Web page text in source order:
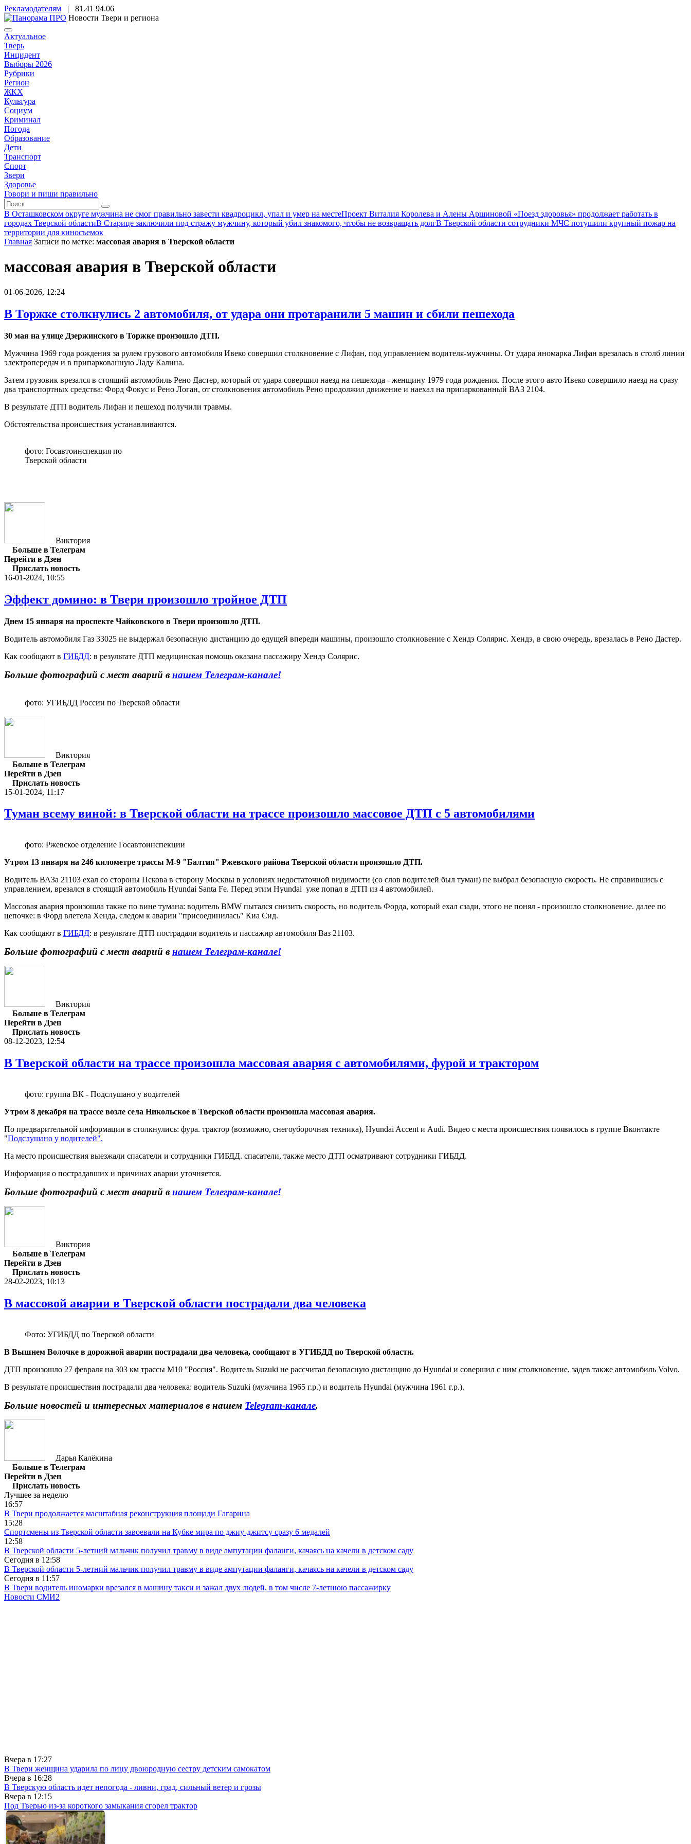
Рекламодателям | 81.41 94.06
Новости Твери и региона
Актуальное
Тверь
Инцидент
Выборы 2026
Рубрики
Регион
ЖКХ
Культура
Социум
Криминал
Погода
Образование
Дети
Транспорт
Спорт
Звери
Здоровье
Говори и пиши правильно
В Осташковском округе мужчина не смог правильно завести квадроцикл, упал и умер на местеПроект Виталия Королева и Алены Аршиновой «Поезд здоровья» продолжает работать в
городах Тверской областиВ Старице заключили под стражу мужчину, который убил знакомого, чтобы не возвращать долгВ Тверской области сотрудники МЧС потушили крупный пожар на
территории для киносъемок
Главная Записи по метке: массовая авария в Тверской области
массовая авария в Тверской области
01-06-2026, 12:24
В Торжке столкнулись 2 автомобиля, от удара они протаранили 5 машин и сбили пешехода
30 мая на улице Дзержинского в Торжке произошло ДТП.
Мужчина 1969 года рождения за рулем грузового автомобиля Ивеко совершил столкновение с Лифан, под управлением водителя-мужчины. От удара иномарка Лифан врезалась в столб линии
электропередач и в припаркованную Ладу Калина.
Затем грузовик врезался в стоящий автомобиль Рено Дастер, который от удара совершил наезд на пешехода - женщину 1979 года рождения. После этого авто Ивеко совершило наезд на сразу
два транспортных средства: Форд Фокус и Рено Логан, от столкновения автомобиль Рено продолжил движение и наехал на припаркованный ВАЗ 2104.
В результате ДТП водитель Лифан и пешеход получили травмы.
Обстоятельства происшествия устанавливаются.
фото: Госавтоинспекция по
Тверской области
Виктория
Больше в Телеграм
Перейти в Дзен
Прислать новость
16-01-2024, 10:55
Эффект домино: в Твери произошло тройное ДТП
Днем 15 января на проспекте Чайковского в Твери произошло ДТП.
Водитель автомобиля Газ 33025 не выдержал безопасную дистанцию до едущей впереди машины, произошло столкновение с Хендэ Солярис. Хендэ, в свою очередь, врезалась в Рено Дастер.
Как сообщают в ГИБДД: в результате ДТП медицинская помощь оказана пассажиру Хендэ Солярис.
Больше фотографий с мест аварий в нашем Телеграм-канале!
фото: УГИБДД России по Тверской области
Виктория
Больше в Телеграм
Перейти в Дзен
Прислать новость
15-01-2024, 11:17
Туман всему виной: в Тверской области на трассе произошло массовое ДТП с 5 автомобилями
фото: Ржевское отделение Госавтоинспекции
Утром 13 января на 246 километре трассы М-9 "Балтия" Ржевского района Тверской области произошло ДТП.
Водитель ВАЗа 21103 ехал со стороны Пскова в сторону Москвы в условиях недостаточной видимости (со слов водителей был туман) не выбрал безопасную скорость. Не справившись с
управлением, врезался в стоящий автомобиль Hyundai Santa Fe. Перед этим Hyundai уже попал в ДТП из 4 автомобилей.
Массовая авария произошла также по вине тумана: водитель BMW пытался снизить скорость, но водитель Форда, который ехал сзади, этого не понял - произошло столкновение. далее по
цепочке: в Форд влетела Хенда, следом к аварии "присоединилась" Киа Сид.
Как сообщают в ГИБДД: в результате ДТП пострадали водитель и пассажир автомобиля Ваз 21103.
Больше фотографий с мест аварий в нашем Телеграм-канале!
Виктория
Больше в Телеграм
Перейти в Дзен
Прислать новость
08-12-2023, 12:54
В Тверской области на трассе произошла массовая авария с автомобилями, фурой и трактором
фото: группа ВК - Подслушано у водителей
Утром 8 декабря на трассе возле села Никольское в Тверской области произошла массовая авария.
По предварительной информации в столкнулись: фура. трактор (возможно, снегоуборочная техника), Hyundai Accent и Audi. Видео с места происшествия появилось в группе Вконтакте
"Подслушано у водителей".
На место происшествия выезжали спасатели и сотрудники ГИБДД. спасатели, также место ДТП осматривают сотрудники ГИБДД.
Информация о пострадавших и причинах аварии уточняется.
Больше фотографий с мест аварий в нашем Телеграм-канале!
Виктория
Больше в Телеграм
Перейти в Дзен
Прислать новость
28-02-2023, 10:13
В массовой аварии в Тверской области пострадали два человека
Фото: УГИБДД по Тверской области
В Вышнем Волочке в дорожной аварии пострадали два человека, сообщают в УГИБДД по Тверской области.
ДТП произошло 27 февраля на 303 км трассы М10 "Россия". Водитель Suzuki не рассчитал безопасную дистанцию до Hyundai и совершил с ним столкновение, задев также автомобиль Volvo.
В результате происшествия пострадали два человека: водитель Suzuki (мужчина 1965 г.р.) и водитель Hyundai (мужчина 1961 г.р.).
Больше новостей и интересных материалов в нашем Telegram-канале.
Дарья Калёкина
Больше в Телеграм
Перейти в Дзен
Прислать новость
Лучшее за неделю
16:57
В Твери продолжается масштабная реконструкция площади Гагарина
15:28
Спортсмены из Тверской области завоевали на Кубке мира по джиу-джитсу сразу 6 медалей
12:58
В Тверской области 5-летний мальчик получил травму в виде ампутации фаланги, качаясь на качели в детском саду
Сегодня в 12:58
В Тверской области 5-летний мальчик получил травму в виде ампутации фаланги, качаясь на качели в детском саду
Сегодня в 11:57
В Твери водитель иномарки врезался в машину такси и зажал двух людей, в том числе 7-летнюю пассажирку
Новости СМИ2
Вчера в 17:27
В Твери женщина ударила по лицу двоюродную сестру детским самокатом
Вчера в 16:28
В Тверскую область идет непогода - ливни, град, сильный ветер и грозы
Вчера в 12:15
Под Тверью из-за короткого замыкания сгорел трактор